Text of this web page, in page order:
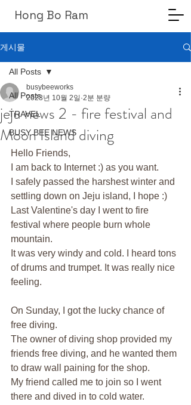
Hong Bo Ram
게시물
All Posts
TRAVEL
BUSY BEE NEWS
All Posts
jeju news 2 - fire festival and
Moon Island diving
busybeeworks
2023년 10월 2일 2분 분량
Hello Friends,
I am back to Internet :) as you want.
I safely passed the harshest winter and
settling down on Jeju island, I hope :)
Last Valentine's day I went to fire
festival where people burn whole
mountain.
It was very windy and cold. I heard tons
of drums and trumpet. It was really nice
feeling.
On Sunday, I got the lucky chance of
free diving.
The owner of diving shop provided my
friends free diving, and he wanted them
to draw wall paining for the shop.
My friend called me to join so I went
there and dived in to cold water.